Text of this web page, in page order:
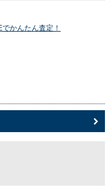
かんたん査定！